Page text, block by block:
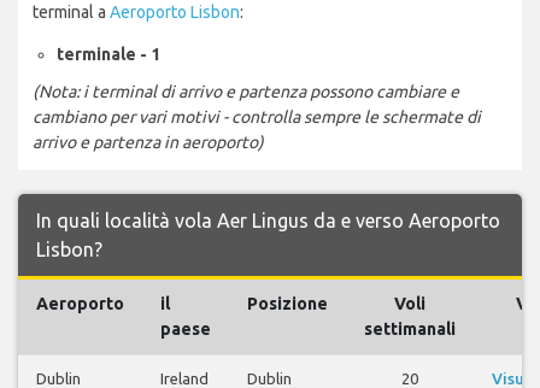
terminal a Aeroporto Lisbon:
terminale - 1
(Nota: i terminal di arrivo e partenza possono cambiare e
cambiano per vari motivi - controlla sempre le schermate di
arrivo e partenza in aeroporto)
In quali località vola Aer Lingus da e verso Aeroporto
Lisbon?
Aeroporto
il
paese
Posizione
Voli
settimanali
Dublin
Ireland Dublin 20